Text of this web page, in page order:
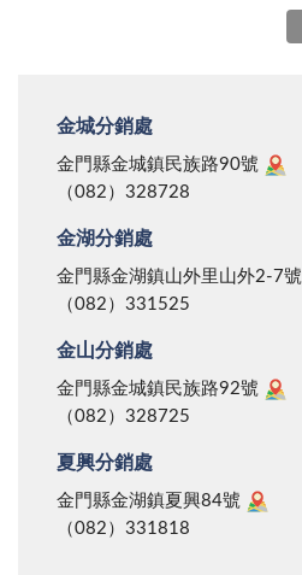
金城分銷處
金門縣金城鎮民族路90號
（082）328728
金湖分銷處
金門縣金湖鎮山外里山外2-7號
（082）331525
金山分銷處
金門縣金城鎮民族路92號
（082）328725
夏興分銷處
金門縣金湖鎮夏興84號
（082）331818